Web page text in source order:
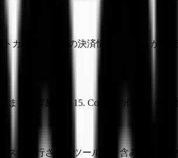
カード番号等の決済情報は Stripe が
す。詳細は「15. Cookie の使用」をご
ス（実行されたツール名を含みます）